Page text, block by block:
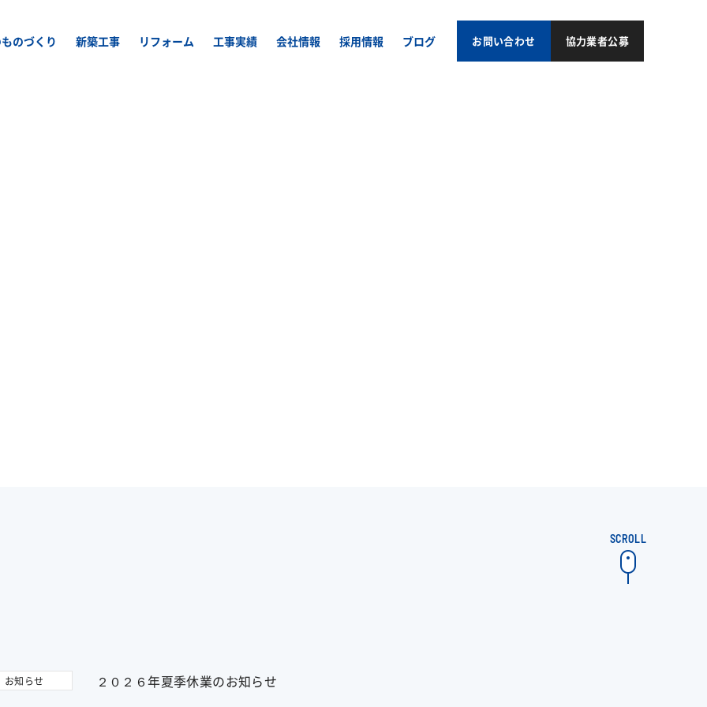
のづくり 新築工事 リフォーム 工事実績 会社情報 採用情報 ブログ お問い合わせ 協力業者公募
SCROLL
お知らせ ２０２６年夏季休業のお知らせ